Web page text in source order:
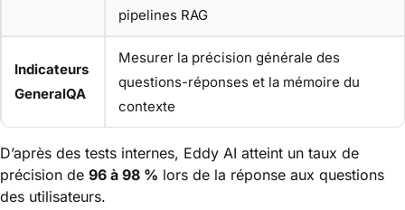
pipelines RAG
Indicateurs
GeneralQA
Mesurer la précision générale des
questions-réponses et la mémoire du
contexte
D’après des tests internes, Eddy AI atteint un taux de
précision de 96 à 98 % lors de la réponse aux questions
des utilisateurs.